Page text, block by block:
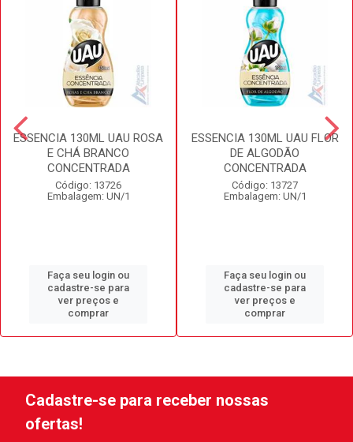
ESSENCIA 130ML UAU ROSA
E CHÁ BRANCO
CONCENTRADA
Código: 13726
Embalagem: UN/1
Faça seu login ou
cadastre-se para
ver preços e
comprar
ESSENCIA 130ML UAU FLOR
DE ALGODÃO
CONCENTRADA
Código: 13727
Embalagem: UN/1
Faça seu login ou
cadastre-se para
ver preços e
comprar
Cadastre-se para receber nossas
ofertas!